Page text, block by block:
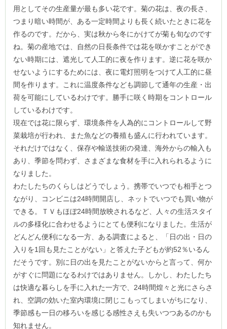
用としてその生産量が最も多い花です。菊の花は、夜の長さ、
つまり暗い時間が、ある一定時間よりも長く続いたときに花を
作るのです。だから、実は秋から冬にかけてが菊も旬なのです
ね。菊の産地では、自然の日長条件では花を咲かすことができ
ない時期には、遮光して人工的に夜を作ります。逆に花を咲か
せないようにするためには、夜に電灯照明をつけて人工的に昼
間を作ります。これに温度条件なども調節して通年の生産・出
荷を可能にしているわけです。勝手に咲く時期をコントロール
しているわけです。
現在では花に限らず、環境条件を人為的にコントロールして野
菜栽培が行われ、また魚などの養殖も盛んに行われています。
それだけではなく、保存や輸送技術の発達、海外からの輸入も
あり、季節を問わず、さまざまな食材を手に入れられるように
なりました。
わたしたちのくらしはどうでしょう。携帯でいつでも相手とつ
ながり、コンビニは24時間開店し、ネットでいつでも買い物が
できる。ＴＶもほぼ24時間放映されるなど、人々の生活スタイ
ルの多様化に合わせるようにとても便利になりました。生活が
どんどん便利になる一方、ある調査によると、「日の出・日の
入りを1回も見たことがない」と答えた子どもが約52％いるん
だそうです。別に日の出を見たことがないからと言って、何か
がすぐに問題になるわけではありません。しかし、わたしたち
は快適な暮らしを手に入れた一方で、24時間煌々と光にさらさ
れ、空調の効いた室内環境に閉じこもってしまいがちになり、
季節感も一日の移ろいを感じる感性さえも失いつつあるのかも
知れません。